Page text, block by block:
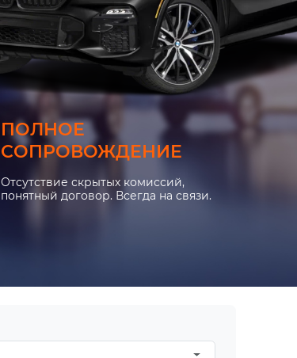
ПОЛНОЕ
СОПРОВОЖДЕНИЕ
Отсутствие скрытых комиссий,
понятный договор. Всегда на связи.